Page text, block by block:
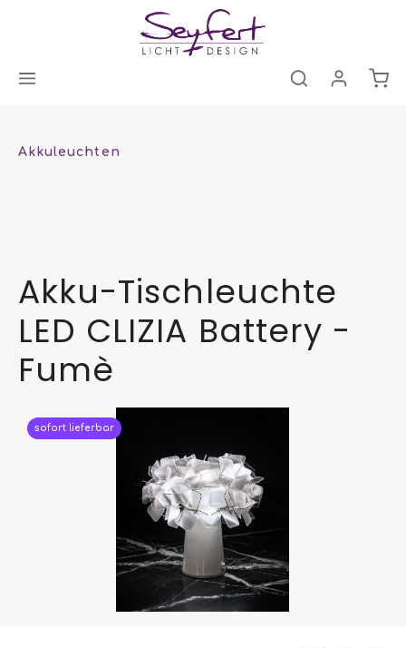
Akkuleuchten
Akku-Tischleuchte
LED CLIZIA Battery -
Fumè
sofort lieferbar